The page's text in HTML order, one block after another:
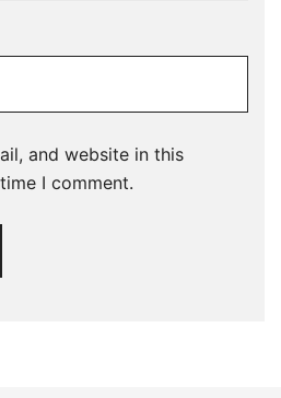
and website in this
I comment.